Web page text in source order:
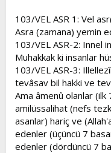
103/VEL ASR 1: Vel
Asra (zamana) yemin
103/VEL ASR-2: Innel
Muhakkak ki insanlar
103/VEL ASR-3:
tevâsav bil hakki ve
Ama âmenû olanlar
amilüssalihat (nefs
asanlar) hariç ve
edenler (üçüncü 7
edenler (dördüncü 7